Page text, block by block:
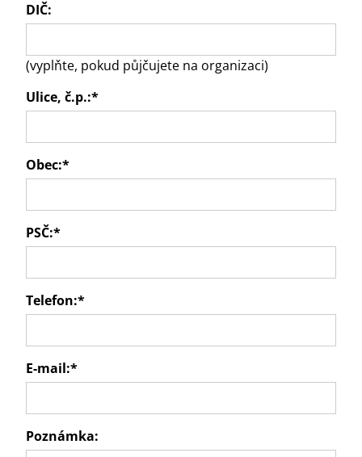
DIČ:
(vyplňte, pokud půjčujete na organizaci)
Ulice, č.p.:*
Obec:*
PSČ:*
Telefon:*
E-mail:*
Poznámka: